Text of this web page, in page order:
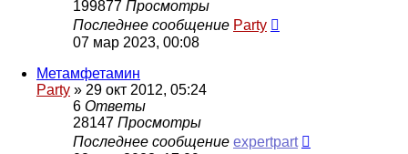
199877 Просмотры
Последнее сообщение Party
07 мар 2023, 00:08
Метамфетамин
Party » 29 окт 2012, 05:24
6 Ответы
28147 Просмотры
Последнее сообщение expertpart